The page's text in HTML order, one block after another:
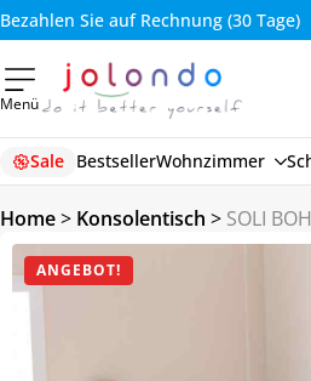
Bezahlen Sie auf Rechnung (30 Tage)
Menü
Sale BestsellerWohnzimmer
Home> Konsolentisch > SOLI
ANGEBOT!